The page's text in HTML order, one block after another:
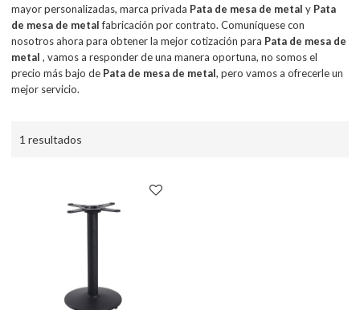
mayor personalizadas, marca privada Pata de mesa de metal y Pata
de mesa de metalfabricación por contrato. Comuníquese con
nosotros ahora para obtener la mejor cotización para Pata de mesa de
metal , vamos a responder de una manera oportuna, no somos el
precio más bajo de Pata de mesa de metal, pero vamos a ofrecerle un
mejor servicio.
1 resultados